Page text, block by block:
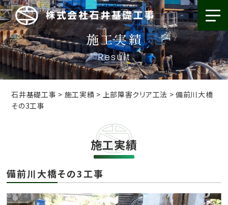
施工実績
Result
石井基礎工事 > 施工実績 > 上部障害クリア工法 >備前川大橋
その3工事
施工実績
備前川大橋その3工事